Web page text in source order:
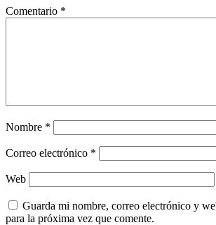
Comentario *
Nombre *
Correo electrónico *
Web
Guarda mi nombre, correo electrónico y
para la próxima vez que comente.